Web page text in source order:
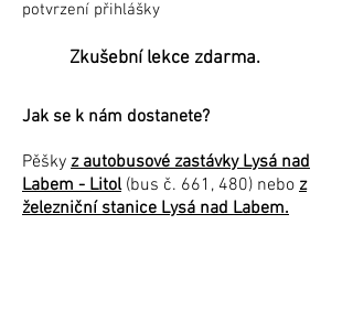
potvrzení přihlášky
Zkušební lekce zdarma.
Jak se k nám dostanete?
Pěšky z autobusové zastávky Lysá nad
Labem - Litol(bus č. 661, 480) nebo z
železniční stanice Lysá nad Labem.